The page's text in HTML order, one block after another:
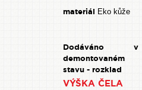
materiál Eko kůže
Dodáváno v
demontovaném
stavu - rozklad
VÝŠKA ČELA